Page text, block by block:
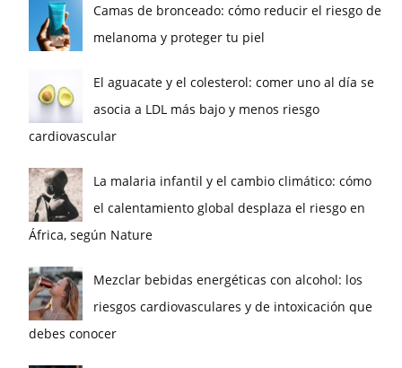
Camas de bronceado: cómo reducir el riesgo de
melanoma y proteger tu piel
El aguacate y el colesterol: comer uno al día se
asocia a LDL más bajo y menos riesgo
cardiovascular
La malaria infantil y el cambio climático: cómo
el calentamiento global desplaza el riesgo en
África, según Nature
Mezclar bebidas energéticas con alcohol: los
riesgos cardiovasculares y de intoxicación que
debes conocer